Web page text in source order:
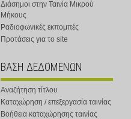
Διάσημοι στην Ταινία Μικρού
Μήκους
Ραδιοφωνικές εκπομπές
Προτάσεις για το site
ΒΑΣΗ ΔΕΔΟΜΕΝΩΝ
Αναζήτηση τίτλου
Καταχώρηση / επεξεργασία ταινίας
Βοήθεια καταχώρησης ταινίας